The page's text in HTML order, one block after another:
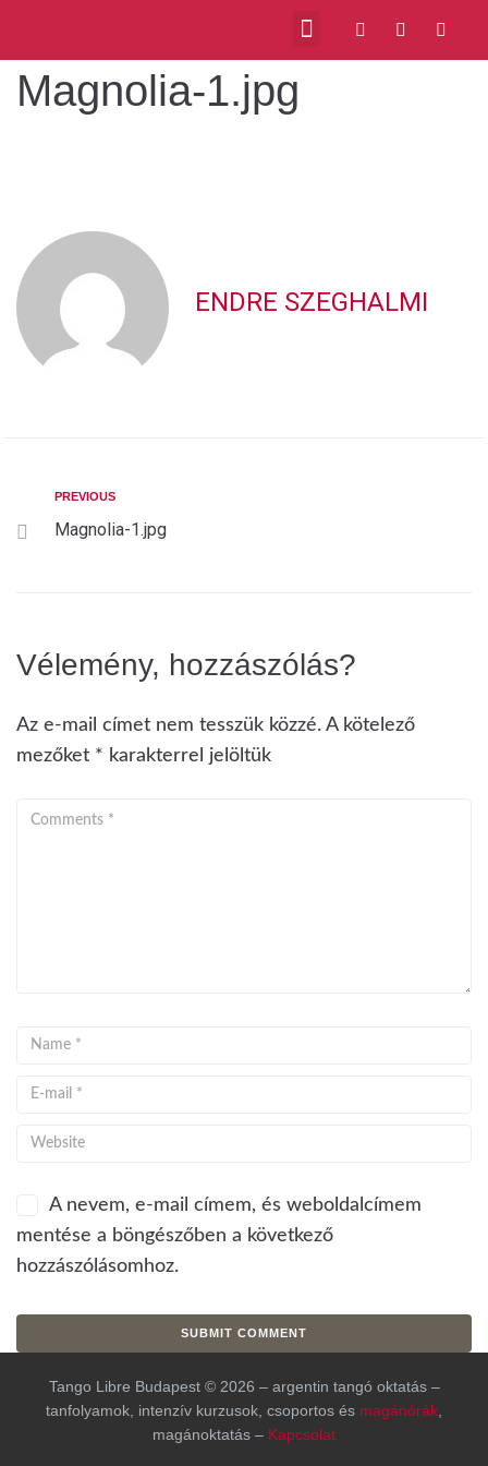
Magnolia-1.jpg
ENDRE SZEGHALMI
PREVIOUS
Magnolia-1.jpg
Vélemény, hozzászólás?
Az e-mail címet nem tesszük közzé. A kötelező
mezőket * karakterrel jelöltük
A nevem, e-mail címem, és weboldalcímem
mentése a böngészőben a következő
hozzászólásomhoz.
Tango Libre Budapest © 2026 – argentin tangó oktatás –
tanfolyamok, intenzív kurzusok, csoportos és magánórák
magánoktatás – Kapcsolat